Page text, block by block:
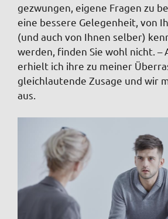
gezwungen, eigene Fragen zu
eine bessere Gelegenheit, von
(und auch von Ihnen selber)
werden, finden Sie wohl nicht. –
erhielt ich ihre zu meiner
gleichlautende Zusage und wir
aus.